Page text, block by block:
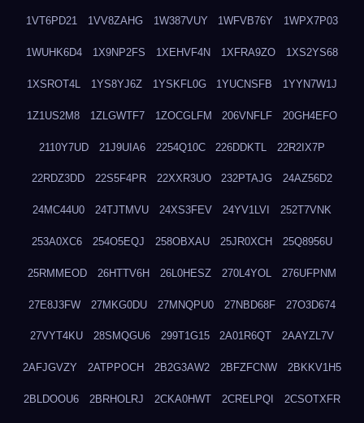
1VT6PD21 1VV8ZAHG 1W387VUY 1WFVB76Y 1WPX7P03
1WUHK6D4 1X9NP2FS 1XEHVF4N 1XFRA9ZO 1XS2YS68
1XSROT4L 1YS8YJ6Z 1YSKFL0G 1YUCNSFB 1YYN7W1J
1Z1US2M8 1ZLGWTF7 1ZOCGLFM 206VNFLF 20GH4EFO
2110Y7UD 21J9UIA6 2254Q10C 226DDKTL 22R2IX7P
22RDZ3DD 22S5F4PR 22XXR3UO 232PTAJG 24AZ56D2
24MC44U0 24TJTMVU 24XS3FEV 24YV1LVI 252T7VNK
253A0XC6 254O5EQJ 258OBXAU 25JR0XCH 25Q8956U
25RMMEOD 26HTTV6H 26L0HESZ 270L4YOL 276UFPNM
27E8J3FW 27MKG0DU 27MNQPU0 27NBD68F 27O3D674
27VYT4KU 28SMQGU6 299T1G15 2A01R6QT 2AAYZL7V
2AFJGVZY 2ATPPOCH 2B2G3AW2 2BFZFCNW 2BKKV1H5
2BLDOOU6 2BRHOLRJ 2CKA0HWT 2CRELPQI 2CSOTXFR